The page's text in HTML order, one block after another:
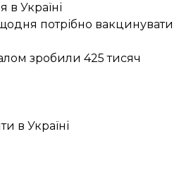
в Україні
потрібно вакцинувати
зробили 425 тисяч
в Україні